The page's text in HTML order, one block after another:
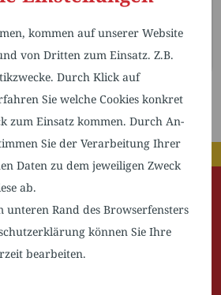
kommen auf unserer Website
von Dritten zum Einsatz. Z.B.
Durch Klick auf
Sie welche Cookies konkret
zum Einsatz kommen. Durch An-
Sie der Verarbeitung Ihrer
Daten zu dem jeweiligen Zweck
ab.
unteren Rand des Browserfensters
können Sie Ihre
bearbeiten.
Karlsruhe e.V.
Sozialstation gGmbH